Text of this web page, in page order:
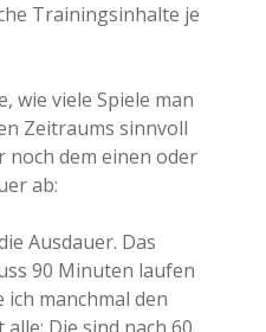
Trainingsinhalte je
wie viele Spiele man
Zeitraums sinnvoll
dem einen oder
ab:
Ausdauer. Das
90 Minuten laufen
ich manchmal den